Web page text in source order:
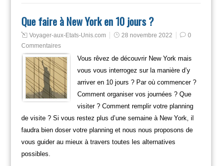
Que faire à New York en 10 jours ?
Voyager-aux-Etats-Unis.com 28 novembre 2022
0
Commentaires
Vous rêvez de découvrir New York mais
vous vous interrogez sur la manière d’y
arriver en 10 jours ? Par où commencer ?
Comment organiser vos journées ? Que
visiter ? Comment remplir votre planning
de visite ? Si vous restez plus d’une semaine à New York, il
faudra bien doser votre planning et nous nous proposons de
vous guider au mieux à travers toutes les alternatives
possibles.